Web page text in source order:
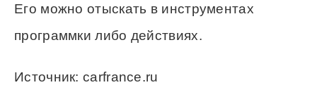
Его можно отыскать в инструментах
программки либо действиях.
Источник: carfrance.ru